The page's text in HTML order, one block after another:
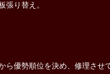
張り替え。
ら優勢順位を決め、修理させ